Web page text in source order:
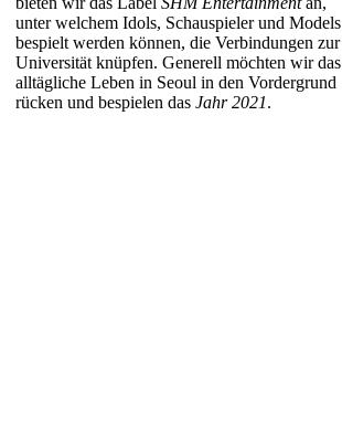
unter welchem Idols, Schauspieler und Models
bespielt werden können, die Verbindungen zur
Universität knüpfen. Generell möchten wir das
alltägliche Leben in Seoul in den Vordergrund
rücken und bespielen das Jahr 2021.